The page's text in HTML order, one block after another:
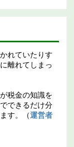
れていたりす
離れてしまっ
税金の知識を
できるだけ分
す。（運営者